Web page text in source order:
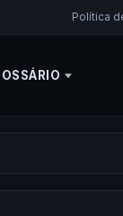
Política